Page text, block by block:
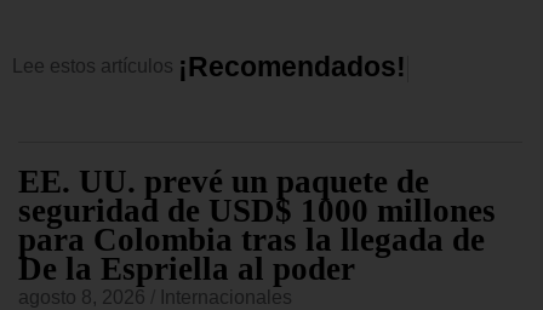
Lee estos artículos ¡Recomendados!
EE. UU. prevé un paquete de
seguridad de USD$ 1000 millones
para Colombia tras la llegada de
De la Espriella al poder
agosto 8, 2026 Internacionales